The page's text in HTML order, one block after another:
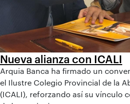
Nueva alianza con ICALI
Arquia Banca ha firmado un
el Ilustre Colegio Provincial de la
(ICALI), reforzando así su vínculo